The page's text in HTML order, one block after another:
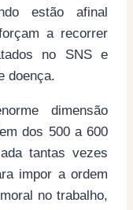
estão afinal
a recorrer
no SNS e
doença.
dimensão
dos 500 a 600
tantas vezes
impor a ordem
no trabalho,